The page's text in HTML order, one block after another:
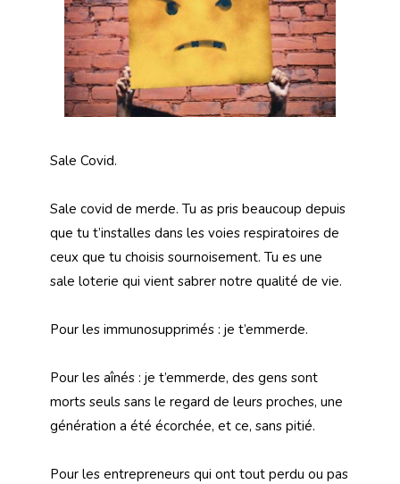
Sale Covid.
Sale covid de merde. Tu as pris beaucoup depuis
que tu t’installes dans les voies respiratoires de
ceux que tu choisis sournoisement. Tu es une
sale loterie qui vient sabrer notre qualité de vie.
Pour les immunosupprimés : je t’emmerde.
Pour les aînés : je t’emmerde, des gens sont
morts seuls sans le regard de leurs proches, une
génération a été écorchée, et ce, sans pitié.
Pour les entrepreneurs qui ont tout perdu ou pas